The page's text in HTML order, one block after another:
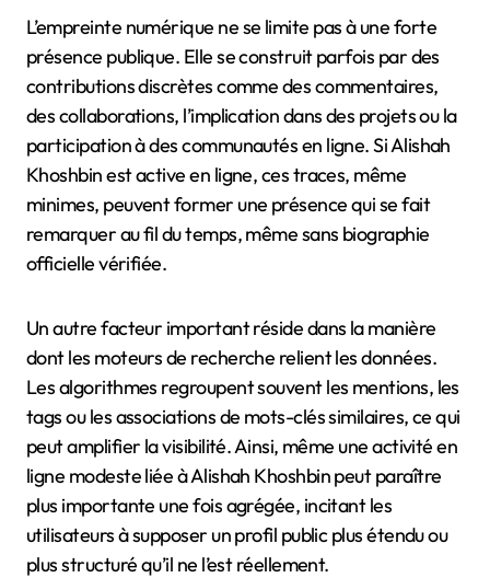
L’empreinte numérique ne se limite pas à une forte
présence publique. Elle se construit parfois par des
contributions discrètes comme des commentaires,
des collaborations, l’implication dans des projets ou la
participation à des communautés en ligne. Si Alishah
Khoshbin est active en ligne, ces traces, même
minimes, peuvent former une présence qui se fait
remarquer au fil du temps, même sans biographie
officielle vérifiée.
Un autre facteur important réside dans la manière
dont les moteurs de recherche relient les données.
Les algorithmes regroupent souvent les mentions, les
tags ou les associations de mots-clés similaires, ce qui
peut amplifier la visibilité. Ainsi, même une activité en
ligne modeste liée à Alishah Khoshbin peut paraître
plus importante une fois agrégée, incitant les
utilisateurs à supposer un profil public plus étendu ou
plus structuré qu’il ne l’est réellement.